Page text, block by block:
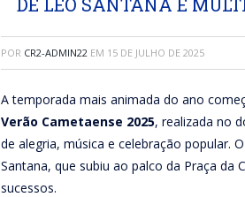
POR CR2-ADMIN22 EM 15 DE JULHO DE 2025
A temporada mais animada do ano
Verão Cametaense 2025, realizada no
de alegria, música e celebração popular.
Santana, que subiu ao palco da Praça
sucessos.